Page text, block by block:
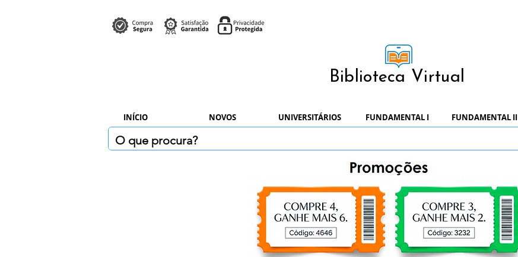
Biblioteca Virtual
INÍCIO NOVOS UNIVERSITÁRIOS FUNDAMENTAL I FUNDAMENTAL II